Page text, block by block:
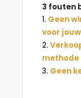
3 fouten
Geen
voor
methode
Geen